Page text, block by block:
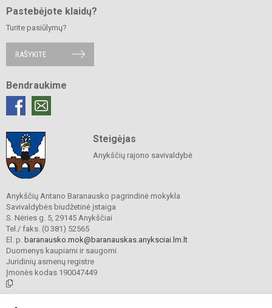
Pastebėjote klaidų?
Turite pasiūlymų?
RAŠYKITE
Bendraukime
Steigėjas
Anykščių rajono savivaldybė
Anykščių Antano Baranausko pagrindinė mokykla
Savivaldybės biudžetinė įstaiga
S. Nėries g. 5, 29145 Anykščiai
Tel./ faks. (0 381) 52565
El. p. baranausko.mok@baranauskas.anyksciai.lm.lt
Duomenys kaupiami ir saugomi
Juridinių asmenų registre
Įmonės kodas 190047449